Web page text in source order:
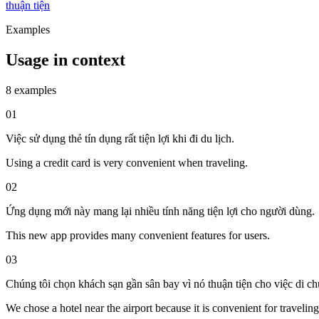
thuận tiện
Examples
Usage in context
8 examples
01
Việc sử dụng thẻ tín dụng rất tiện lợi khi đi du lịch.
Using a credit card is very convenient when traveling.
02
Ứng dụng mới này mang lại nhiều tính năng tiện lợi cho người dùng.
This new app provides many convenient features for users.
03
Chúng tôi chọn khách sạn gần sân bay vì nó thuận tiện cho việc di
We chose a hotel near the airport because it is convenient for